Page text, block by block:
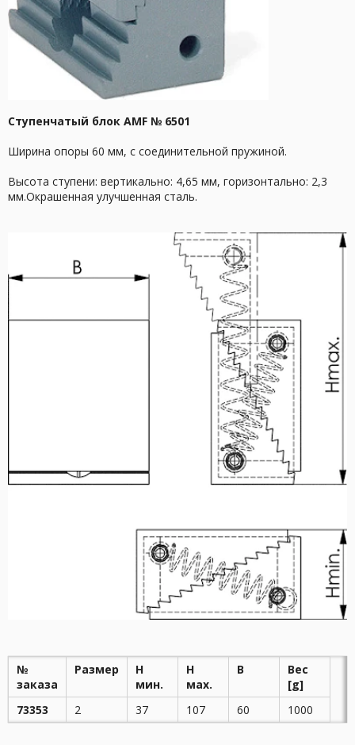
Cтупенчатый блок AMF № 6501
Ширина опоры 60 мм, с соединительной пружиной.
Высота ступени: вертикально: 4,65 мм, горизонтально: 2,3
мм.Окрашенная улучшенная сталь.
№
заказа
Размер
H
мин.
Н
мах.
B
Вес
[g]
73353
2 37 107 60 1000